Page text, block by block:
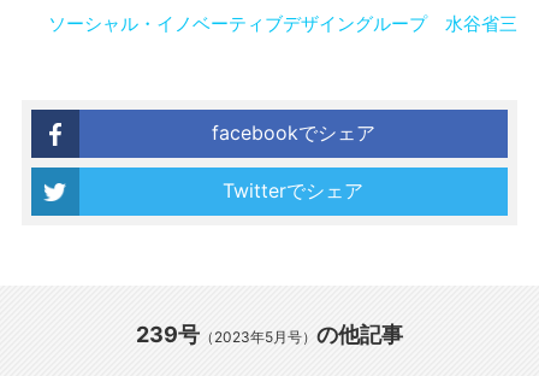
ソーシャル・イノベーティブデザイングループ 水谷省三
facebookでシェア
Twitterでシェア
239号 （2023年5月号） の他記事